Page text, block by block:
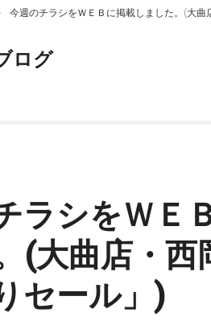
今週のチラシをＷＥＢに掲載しました。(大
ログ
ラシをＷＥ
(大曲店・西
セール」)